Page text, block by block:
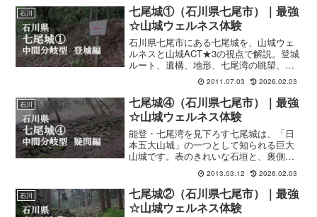
石川
七尾城①（石川県七尾市）｜最強
☆山城ウェルネス体験
石川県七尾市にある七尾城を、山城ウェ
ルネスと山城ACT★3の視点で解説。登城
ルート、遺構、地形、七尾湾の眺望、和
倉温泉との組み合わせまで、城そのもの
の魅力を丁寧に案内します。
2011.07.03 2026.02.03
石川
七尾城④（石川県七尾市）｜最強
☆山城ウェルネス体験
能登・七尾湾を見下ろす七尾城は、「日
本五大山城」の一つとして知られる巨大
山城です。表のきれいな石垣と、裏側に
残る古い石積みを歩きながら、災害と向
き合い守られてきた景観の意味と、和倉
温泉との組み合わせによる山城ウェルネ
スの旅を紹介します。
2013.03.12 2026.02.03
石川
七尾城②（石川県七尾市）｜最強
☆山城ウェルネス体験